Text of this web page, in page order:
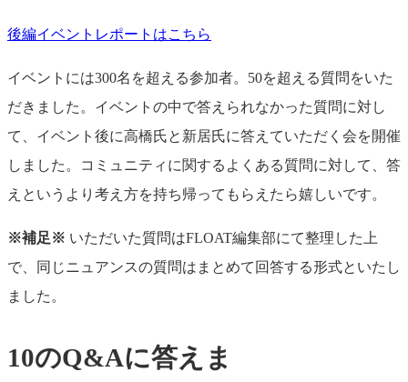
後編イベントレポートはこちら
イベントには300名を超える参加者。50を超える質問をいた
だきました。イベントの中で答えられなかった質問に対し
て、イベント後に高橋氏と新居氏に答えていただく会を開催
しました。コミュニティに関するよくある質問に対して、答
えというより考え方を持ち帰ってもらえたら嬉しいです。
※補足※ いただいた質問はFLOAT編集部にて整理した上
で、同じニュアンスの質問はまとめて回答する形式といたし
ました。
10のQ&Aに答えま